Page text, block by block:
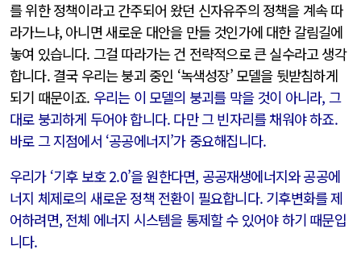
를 위한 정책이라고 간주되어 왔던 신자유주의 정책을 계속 따
라가느냐, 아니면 새로운 대안을 만들 것인가에 대한 갈림길에
놓여 있습니다. 그걸 따라가는 건 전략적으로 큰 실수라고 생각
합니다. 결국 우리는 붕괴 중인 ‘녹색성장’ 모델을 뒷받침하게
되기 때문이죠. 우리는 이 모델의 붕괴를 막을 것이 아니라, 그
대로 붕괴하게 두어야 합니다. 다만 그 빈자리를 채워야 하죠.
바로 그 지점에서 ‘공공에너지’가 중요해집니다.
우리가 ‘기후 보호 2.0’을 원한다면, 공공재생에너지와 공공에
너지 체제로의 새로운 정책 전환이 필요합니다. 기후변화를 제
어하려면, 전체 에너지 시스템을 통제할 수 있어야 하기 때문입
니다.